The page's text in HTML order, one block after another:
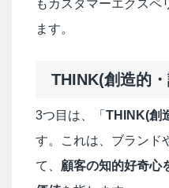
もカスタマーエクスペ
ます。
THINK(創造的
3つ目は、「 THINK(創
す。これは、ブランド
て、 顧客の知的好奇心